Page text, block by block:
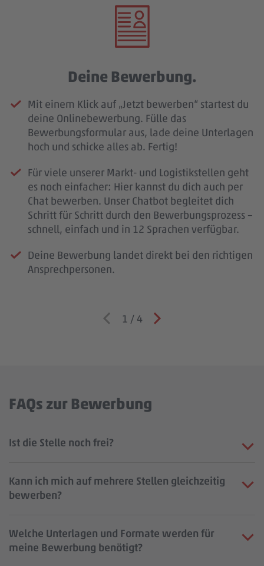
Deine Bewerbung.
Mit einem Klick auf „Jetzt bewerben“ startest du
deine Onlinebewerbung. Fülle das
Bewerbungsformular aus, lade deine Unterlagen
hoch und schicke alles ab. Fertig!
Für viele unserer Markt- und Logistikstellen geht
es noch einfacher: Hier kannst du dich auch per
Chat bewerben. Unser Chatbot begleitet dich
Schritt für Schritt durch den Bewerbungsprozess –
schnell, einfach und in 12 Sprachen verfügbar.
Deine Bewerbung landet direkt bei den richtigen
Ansprechpersonen.
1 / 4
FAQs zur Bewerbung
Ist die Stelle noch frei?
Kann ich mich auf mehrere Stellen gleichzeitig
bewerben?
Welche Unterlagen und Formate werden für
meine Bewerbung benötigt?